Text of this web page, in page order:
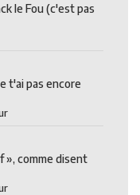
le Fou (c'est pas
t'ai pas encore
», comme disent